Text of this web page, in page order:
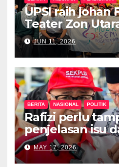
UPSI raih johan
Teater Zon
JUN 11, 2026
BERITA NASIONAL POLITIK
Rafizi perlu
penjelasan isu
khianat negara
MAY 17, 2026